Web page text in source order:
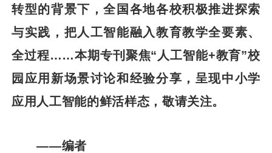
转型的背景下，全国各地各校积极推进探索
与实践，把人工智能融入教育教学全要素、
全过程……本期专刊聚焦“人工智能+教育”校
园应用新场景讨论和经验分享，呈现中小学
应用人工智能的鲜活样态，敬请关注。
——编者